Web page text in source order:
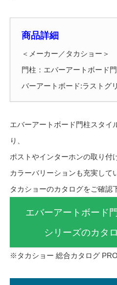
商品詳細
＜メーカー／タカショー＞
門柱：エバーアートボード
バーアートボード:ラストグ
エバーアートボード門柱スタイ
り、
ポストやインターホンの取り付
カラーバリーションも充実して
タカショーのカタログをご確認
エバーアートボード
シリーズのカタ
※タカショー 総合カタログ